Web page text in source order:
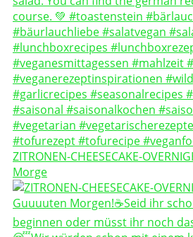
ZITRONEN-CHEESECAKE-
Morge